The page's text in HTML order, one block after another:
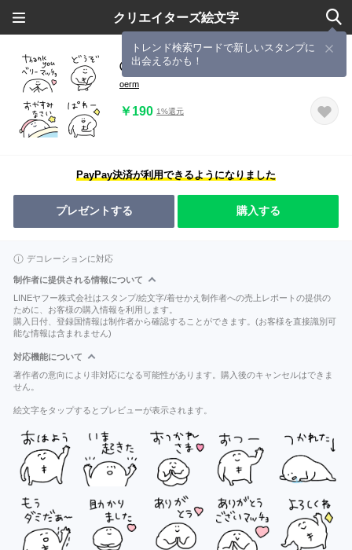
クリエイターズ絵文字
トレンド検索ワードで新しいスタンプに
出会えるかも！
◯でたー！ましゅまっちょ◯
oerm
￥190 1%還元
PayPay決済が利用できるようになりました
プレゼントする 購入する
デコレーションに対応
制作者に提供される情報について
LINEヤフー株式会社はスタンプ/絵文字/着せかえ制作者への売上レポートの提供の
ために、お客様の購入情報を利用します。
購入日付、登録国情報は制作者から確認することができます。(お客様を直接識別可
能な情報は含まれません)
対応機能について
著作者の意向により非対応になる可能性があります。購入後のキャンセルはできま
せん。
絵文字をタップするとプレビューが表示されます。